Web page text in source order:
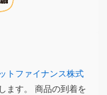
トファイナンス株式
ます。 商品の到着を